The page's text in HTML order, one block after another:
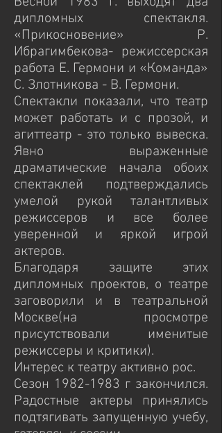
дипломных спектакля.
«Прикосновение» Р.
Ибрагимбекова- режиссерская
работа Е. Гермони и «Команда»
С. Злотникова - В. Гермони.
Спектакли показали, что театр
может работать и с прозой, и
агиттеатр - это только вывеска.
Явно выраженные
драматические начала обоих
спектаклей подтверждались
умелой рукой талантливых
режиссеров и все более
уверенной и яркой игрой
актеров.
Благодаря защите этих
дипломных проектов, о театре
заговорили и в театральной
Москве(на просмотре
присутствовали именитые
режиссеры и критики).
Интерес к театру активно рос.
Сезон 1982-1983 г закончился.
Радостные актеры принялись
подтягивать запущенную учебу,